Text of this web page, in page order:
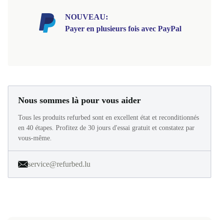
NOUVEAU:
Payer en plusieurs fois avec PayPal
Nous sommes là pour vous aider
Tous les produits refurbed sont en excellent état et reconditionnés
en 40 étapes. Profitez de 30 jours d'essai gratuit et constatez par
vous-même.
service@refurbed.lu